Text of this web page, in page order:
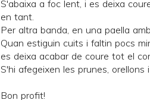
S'abaixa a foc lent, i es deixa
en tant.
Per altra banda, en una paella
Quan estiguin cuits i faltin pocs
es deixa acabar de coure tot el
S'hi afegeixen les prunes,
Bon profit!